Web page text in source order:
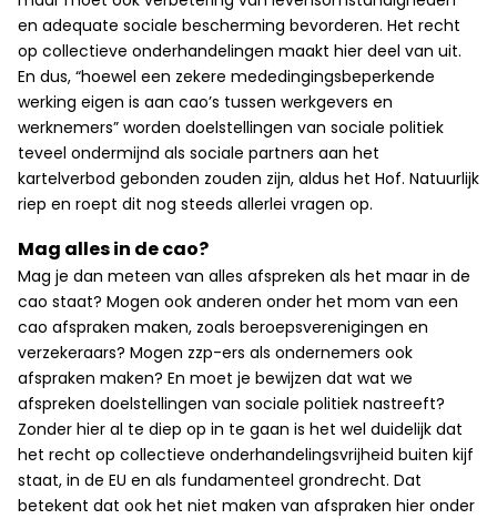
en adequate sociale bescherming bevorderen. Het recht
op collectieve onderhandelingen maakt hier deel van uit.
En dus, “hoewel een zekere mededingingsbeperkende
werking eigen is aan cao’s tussen werkgevers en
werknemers” worden doelstellingen van sociale politiek
teveel ondermijnd als sociale partners aan het
kartelverbod gebonden zouden zijn, aldus het Hof. Natuurlijk
riep en roept dit nog steeds allerlei vragen op.
Mag alles in de cao?
Mag je dan meteen van alles afspreken als het maar in de
cao staat? Mogen ook anderen onder het mom van een
cao afspraken maken, zoals beroepsverenigingen en
verzekeraars? Mogen zzp-ers als ondernemers ook
afspraken maken? En moet je bewijzen dat wat we
afspreken doelstellingen van sociale politiek nastreeft?
Zonder hier al te diep op in te gaan is het wel duidelijk dat
het recht op collectieve onderhandelingsvrijheid buiten kijf
staat, in de EU en als fundamenteel grondrecht. Dat
betekent dat ook het niet maken van afspraken hier onder